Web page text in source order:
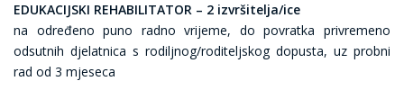
EDUKACIJSKI REHABILITATOR – 2 izvršitelja/ice
na određeno puno radno vrijeme, do povratka privremeno
odsutnih djelatnica s rodiljnog/roditeljskog dopusta, uz probni
rad od 3 mjeseca